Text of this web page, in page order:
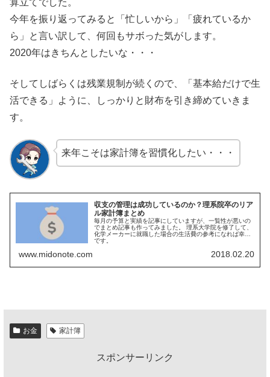
算立てでした。
今年を振り返ってみると「忙しいから」「疲れているか
ら」と言い訳して、何回もサボった気がします。
2020年はきちんとしたいな・・・
そしてしばらくは残業規制が続くので、「基本給だけで生
活できる」ように、しっかりと財布を引き締めていきま
す。
来年こそは家計簿を習慣化したい・・・
収支の管理は成功しているのか？理系院卒のリア
ル家計簿まとめ
毎月の予算と実績を記事にしていますが、一覧性が悪いの
でまとめ記事も作ってみました。 理系大学院を修了して、
化学メーカーに就職した場合の生活費の参考になれば幸い
です。
www.midonote.com 2018.02.20
お金 家計簿
スポンサーリンク